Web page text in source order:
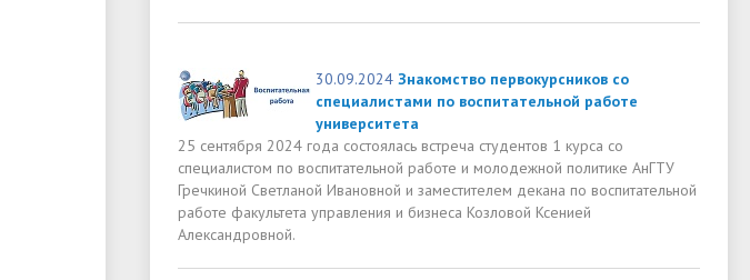
30.09.2024 Знакомство первокурсников со
специалистами по воспитательной работе
университета
25 сентября 2024 года состоялась встреча студентов 1 курса со
специалистом по воспитательной работе и молодежной политике АнГТУ
Гречкиной Светланой Ивановной и заместителем декана по воспитательной
работе факультета управления и бизнеса Козловой Ксенией
Александровной.